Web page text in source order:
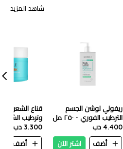
شاهد المزيد
ريفولي لوشن الجسم
الترطيب الفوري - ٢٥٠ مل
4.400 دب
أضف
اشتر الآن
قناع الشعر
وترطيب الشعر 300 مل
3.300 دب
أضف